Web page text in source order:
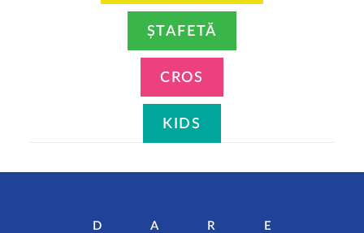
ȘTAFETĂ
CROS
KIDS
DARE